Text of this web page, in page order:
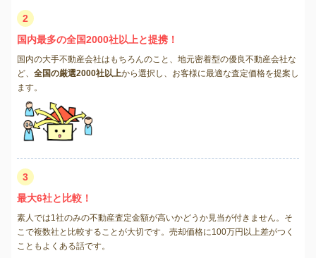
2
国内最多の全国2000社以上と提携！
国内の大手不動産会社はもちろんのこと、地元密着型の優良不動産会社な
ど、 全国の厳選2000社以上から選択し、お客様に最適な査定価格を提案し
ます。
3
最大6社と比較！
素人では1社のみの不動産査定金額が高いかどうか見当が付きません。そ
こで複数社と比較することが大切です。売却価格に100万円以上差がつく
こともよくある話です。